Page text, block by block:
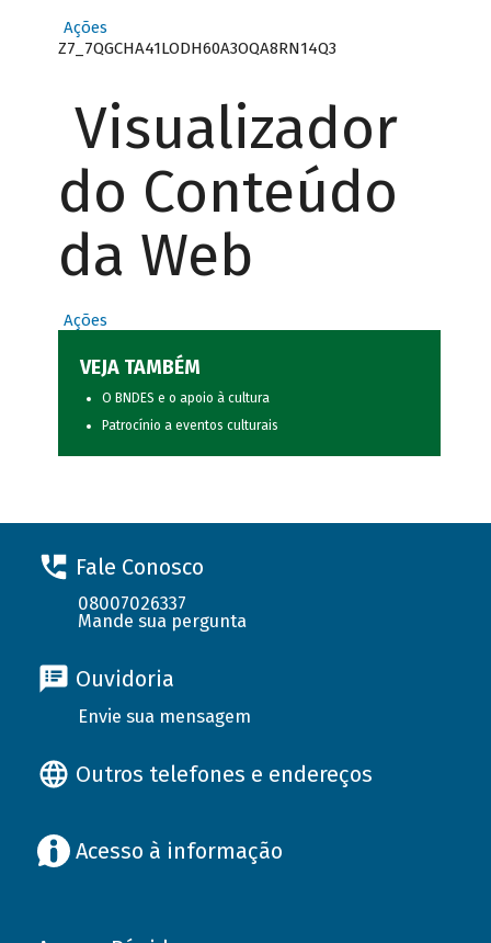
Ações
Z7_7QGCHA41LODH60A3OQA8RN14Q3
Visualizador
do Conteúdo
da Web
Ações
VEJA TAMBÉM
O BNDES e o apoio à cultura
Patrocínio a eventos culturais
Fale Conosco
08007026337
Mande sua pergunta
Ouvidoria
Envie sua mensagem
Outros telefones e endereços
Acesso à informação